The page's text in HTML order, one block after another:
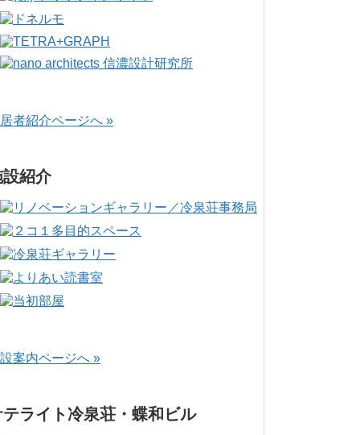
者紹介ページへ »
設紹介
案内ページへ »
テライト冷泉荘・蝶和ビル